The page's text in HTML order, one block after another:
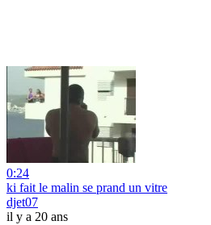
0:24
ki fait le malin se prand un vitre
djet07
il y a 20 ans